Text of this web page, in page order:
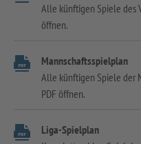
Alle künftigen Spiele des
öffnen.
Mannschaftsspielplan
Alle künftigen Spiele der
PDF öffnen.
Liga-Spielplan